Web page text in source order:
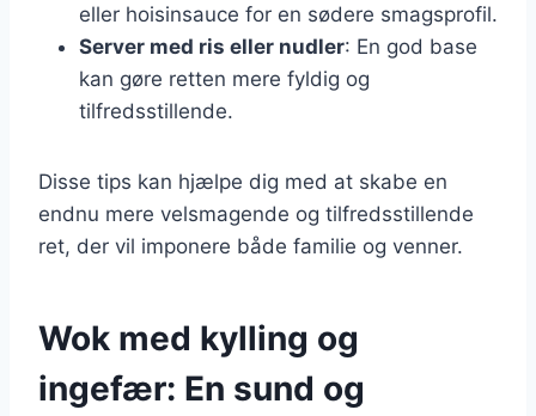
eller hoisinsauce for en sødere smagsprofil.
Server med ris eller nudler: En god base
kan gøre retten mere fyldig og
tilfredsstillende.
Disse tips kan hjælpe dig med at skabe en
endnu mere velsmagende og tilfredsstillende
ret, der vil imponere både familie og venner.
Wok med kylling og
ingefær: En sund og